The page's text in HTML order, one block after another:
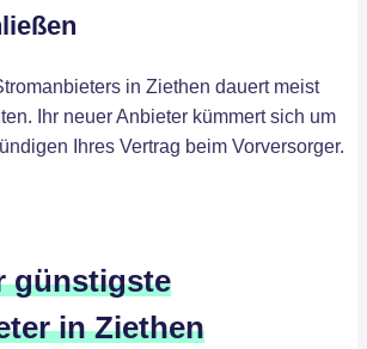
in Ziethen dauert meist
Ihr neuer Anbieter kümmert sich um
Ihres Vertrag beim Vorversorger.
günstigste
in Ziethen